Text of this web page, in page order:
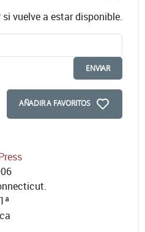
si vuelve a estar disponible.
ENVIAR
AÑADIR A FAVORITOS
1ª